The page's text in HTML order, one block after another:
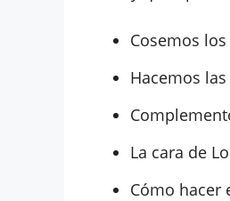
Cosemos
Hacemos
La cara de
Cómo hacer